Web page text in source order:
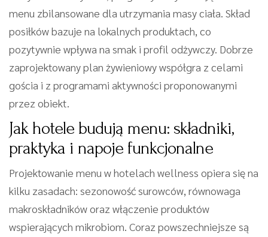
menu zbilansowane dla utrzymania masy ciała. Skład
posiłków bazuje na lokalnych produktach, co
pozytywnie wpływa na smak i profil odżywczy. Dobrze
zaprojektowany plan żywieniowy współgra z celami
gościa i z programami aktywności proponowanymi
przez obiekt.
Jak hotele budują menu: składniki,
praktyka i napoje funkcjonalne
Projektowanie menu w hotelach wellness opiera się na
kilku zasadach: sezonowość surowców, równowaga
makroskładników oraz włączenie produktów
wspierających mikrobiom. Coraz powszechniejsze są